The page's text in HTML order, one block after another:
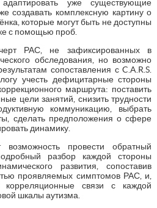
уже существующие
создавать комплексную картину о
которые могут быть не доступны
с помощью проб.
РАС, не зафиксированных в
обследования, но возможно
сопоставления с C.A.R.S.
учесть дефицитарные стороны
маршрута: поставить
цели занятий, снизить трудности
коммуникацию, выбрать
сделать предположения о сфере
динамику.
возможность провести обратный
разбор каждой стороны
развития, сопоставив
проявляемых симптомов РАС, и,
корреляционные связи с каждой
шкалы аутизма.